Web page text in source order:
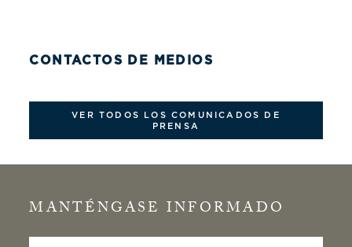
CONTACTOS DE MEDIOS
VER TODOS LOS COMUNICADOS DE
PRENSA
MANTÉNGASE INFORMADO